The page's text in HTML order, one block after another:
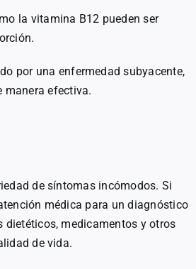
la vitamina B12 pueden ser
por una enfermedad subyacente,
manera efectiva.
de síntomas incómodos. Si
médica para un diagnóstico
medicamentos y otros
de vida.